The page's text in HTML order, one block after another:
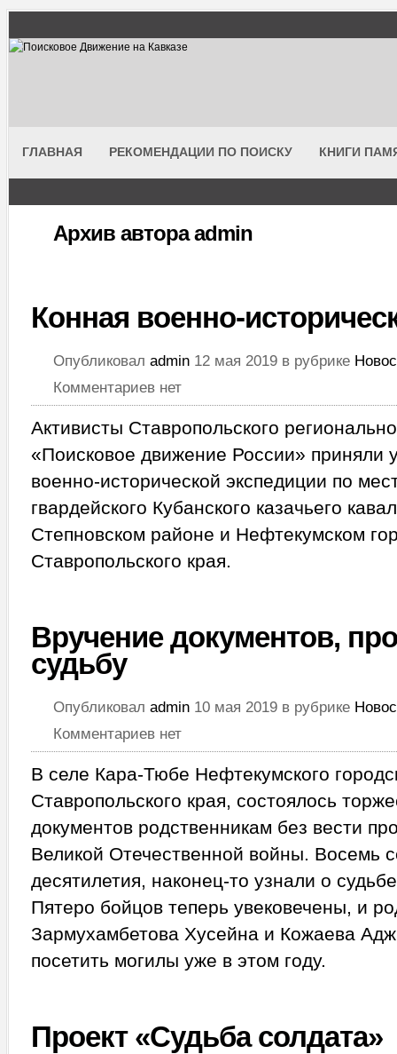
ГЛАВНАЯ РЕКОМЕНДАЦИИ ПО ПОИСКУ КНИГИ
Архив автораadmin
Конная военно-
Опубликовал admin 12 мая 2019 в рубрике
Комментариев нет
Активисты Ставропольского
«Поисковое движение России» приняли
военно-исторической экспедиции по
гвардейского Кубанского казачьего
Степновском районе и Нефтекумском
Ставропольского края.
Вручение документов,
судьбу
Опубликовал admin 10 мая 2019 в рубрике
Комментариев нет
В селе Кара-Тюбе Нефтекумского
Ставропольского края, состоялось
документов родственникам без вести
Великой Отечественной войны. Восемь
десятилетия, наконец-то узнали о
Пятеро бойцов теперь увековечены, и
Зармухамбетова Хусейна и Кожаева
посетить могилы уже в этом году.
Проект «Судьба солдата»